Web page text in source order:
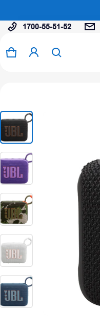
1700-55-51-52
0 פריטים